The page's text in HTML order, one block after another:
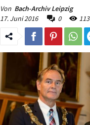
Von Bach-Archiv Leipzig
17. Juni 2016
0 113